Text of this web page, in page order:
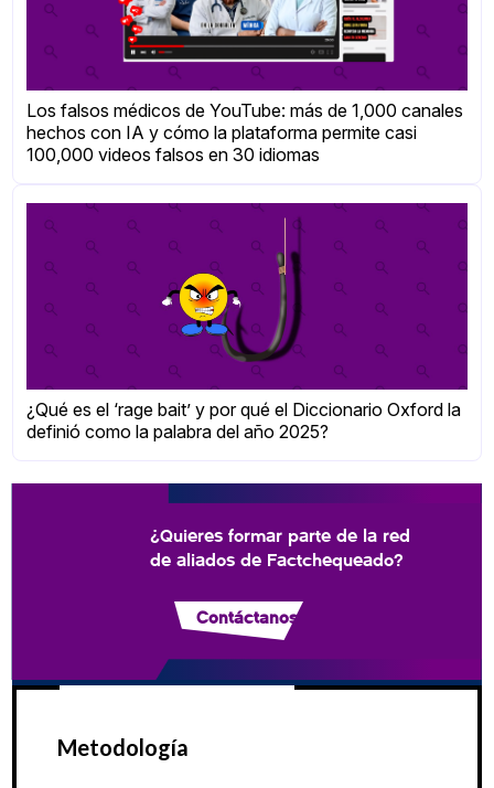
Los falsos médicos de YouTube: más de 1,000 canales
hechos con IA y cómo la plataforma permite casi
100,000 videos falsos en 30 idiomas
¿Qué es el ‘rage bait’ y por qué el Diccionario Oxford la
definió como la palabra del año 2025?
¿Quieres formar parte de la red
de aliados de Factchequeado?
Contáctanos
Metodología